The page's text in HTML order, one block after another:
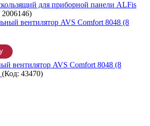
для приборной панели ALFis
2006146)
вентилятор AVS Comfort 8048 (8
(Код: 43470)